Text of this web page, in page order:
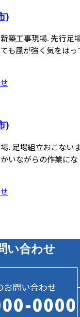
)
築工事現場. 先行足
も風が強く気をはっ
)
. 足場組立おこな
いながらの作業に
い合わせ
お問い合わせ
0000